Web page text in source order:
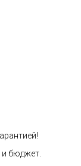
бюджет.